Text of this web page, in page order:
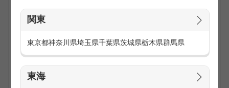
関東
東京都神奈川県埼玉県千葉県茨城県栃木県群馬県
東海